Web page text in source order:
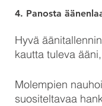
4. Panosta
Hyvä
kautta tuleva
Molempien
suositeltavaa